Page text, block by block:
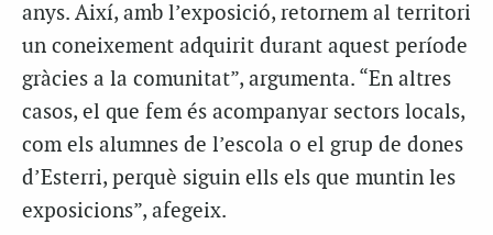
anys. Així, amb l’exposició, retornem al territori
un coneixement adquirit durant aquest període
gràcies a la comunitat”, argumenta. “En altres
casos, el que fem és acompanyar sectors locals,
com els alumnes de l’escola o el grup de dones
d’Esterri, perquè siguin ells els que muntin les
exposicions”, afegeix.